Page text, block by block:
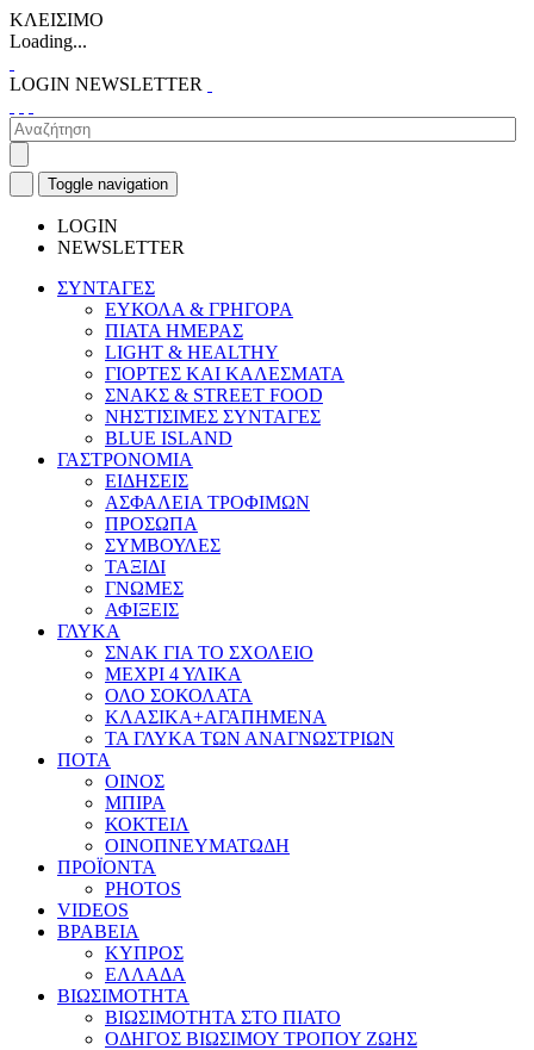
ΚΛΕΙΣΙΜΟ
Loading...
LOGIN NEWSLETTER
Toggle navigation
LOGIN
NEWSLETTER
ΣΥΝΤΑΓΕΣ
ΕΥΚΟΛΑ & ΓΡΗΓΟΡΑ
ΠΙΑΤΑ ΗΜΕΡΑΣ
LIGHT & HEALTHY
ΓΙΟΡΤΕΣ ΚΑΙ ΚΑΛΕΣΜΑΤΑ
ΣΝΑΚΣ & STREET FOOD
ΝΗΣΤΙΣΙΜΕΣ ΣΥΝΤΑΓΕΣ
BLUE ISLAND
ΓΑΣΤΡΟΝΟΜΙΑ
ΕΙΔΗΣΕΙΣ
ΑΣΦΑΛΕΙΑ ΤΡΟΦΙΜΩΝ
ΠΡΟΣΩΠΑ
ΣΥΜΒΟΥΛΕΣ
ΤΑΞΙΔΙ
ΓΝΩΜΕΣ
ΑΦΙΞΕΙΣ
ΓΛΥΚΑ
ΣΝΑΚ ΓΙΑ ΤΟ ΣΧΟΛΕΙΟ
ΜΕΧΡΙ 4 ΥΛΙΚΑ
ΟΛΟ ΣΟΚΟΛΑΤΑ
ΚΛΑΣΙΚΑ+ΑΓΑΠΗΜΕΝΑ
ΤΑ ΓΛΥΚΑ ΤΩΝ ΑΝΑΓΝΩΣΤΡΙΩΝ
ΠΟΤΑ
ΟΙΝΟΣ
ΜΠΙΡΑ
ΚΟΚΤΕΙΛ
ΟΙΝΟΠΝΕΥΜΑΤΩΔΗ
ΠΡΟΪΟΝΤΑ
PHOTOS
VIDEOS
ΒΡΑΒΕΙΑ
ΚΥΠΡΟΣ
ΕΛΛΑΔΑ
ΒΙΩΣΙΜΟΤΗΤΑ
ΒΙΩΣΙΜΟΤΗΤΑ ΣΤΟ ΠΙΑΤΟ
ΟΔΗΓΟΣ ΒΙΩΣΙΜΟΥ ΤΡΟΠΟΥ ΖΩΗΣ